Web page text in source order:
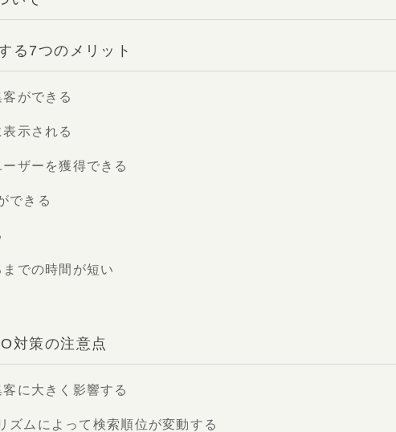
る7つのメリット
ができる
示される
ザーを獲得できる
できる
での時間が短い
対策の注意点
に大きく影響する
ズムによって検索順位が変動する